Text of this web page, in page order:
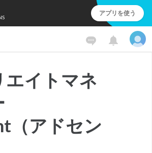
アプリを使う
エイトマネ
（アドセン